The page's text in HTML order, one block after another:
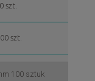
szt.
szt.